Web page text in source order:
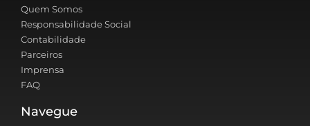
Quem Somos
Responsabilidade Social
Contabilidade
Parceiros
Imprensa
FAQ
Navegue